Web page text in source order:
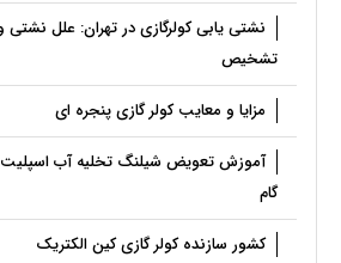
نشتی یابی کولرگازی در تهران: علل
تشخیص
مزایا و معایب کولر گازی پنجره ای
آموزش تعویض شیلنگ تخلیه آب اسپلیت
گام
کشور سازنده کولر گازی کین الکتریک